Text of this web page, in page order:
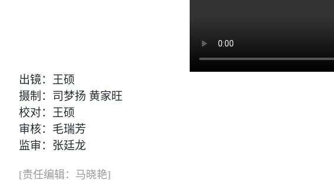
出镜：王硕
摄制：司梦扬 黄家旺
校对：王硕
审核：毛瑞芳
监审：张廷龙
[责任编辑：马晓艳]